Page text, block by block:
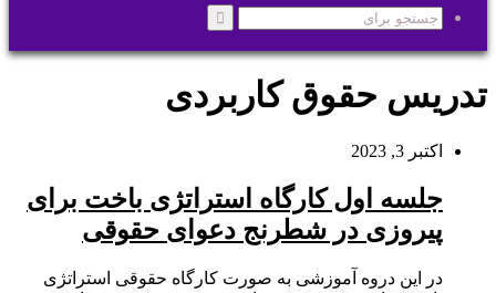
پوسته
جستجو
برای
تدریس حقوق کاربردی
اکتبر 3, 2023
جلسه اول کارگاه استراتژی باخت برای
پیروزی در شطرنج دعوای حقوقی
در این دروه آموزشی به صورت کارگاه حقوقی استراتژی